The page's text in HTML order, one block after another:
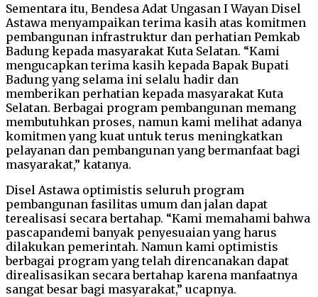
Sementara itu, Bendesa Adat Ungasan I Wayan Disel
Astawa menyampaikan terima kasih atas komitmen
pembangunan infrastruktur dan perhatian Pemkab
Badung kepada masyarakat Kuta Selatan. “Kami
mengucapkan terima kasih kepada Bapak Bupati
Badung yang selama ini selalu hadir dan
memberikan perhatian kepada masyarakat Kuta
Selatan. Berbagai program pembangunan memang
membutuhkan proses, namun kami melihat adanya
komitmen yang kuat untuk terus meningkatkan
pelayanan dan pembangunan yang bermanfaat bagi
masyarakat,” katanya.
Disel Astawa optimistis seluruh program
pembangunan fasilitas umum dan jalan dapat
terealisasi secara bertahap. “Kami memahami bahwa
pascapandemi banyak penyesuaian yang harus
dilakukan pemerintah. Namun kami optimistis
berbagai program yang telah direncanakan dapat
direalisasikan secara bertahap karena manfaatnya
sangat besar bagi masyarakat,” ucapnya.